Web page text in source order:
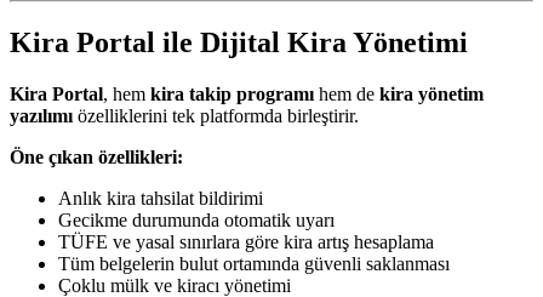
Kira Portal ile Dijital Kira Yönetimi
Kira Portal, hem kira takip programı hem de kira yönetim
yazılımı özelliklerini tek platformda birleştirir.
Öne çıkan özellikleri:
Anlık kira tahsilat bildirimi
Gecikme durumunda otomatik uyarı
TÜFE ve yasal sınırlara göre kira artış hesaplama
Tüm belgelerin bulut ortamında güvenli saklanması
Çoklu mülk ve kiracı yönetimi